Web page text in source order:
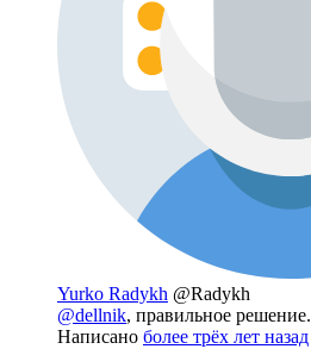
Yurko Radykh @Radykh
@dellnik, правильное решение.
Написано более трёх лет назад